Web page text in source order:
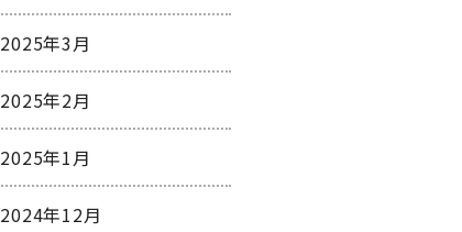
2025年3月
2025年2月
2025年1月
2024年12月